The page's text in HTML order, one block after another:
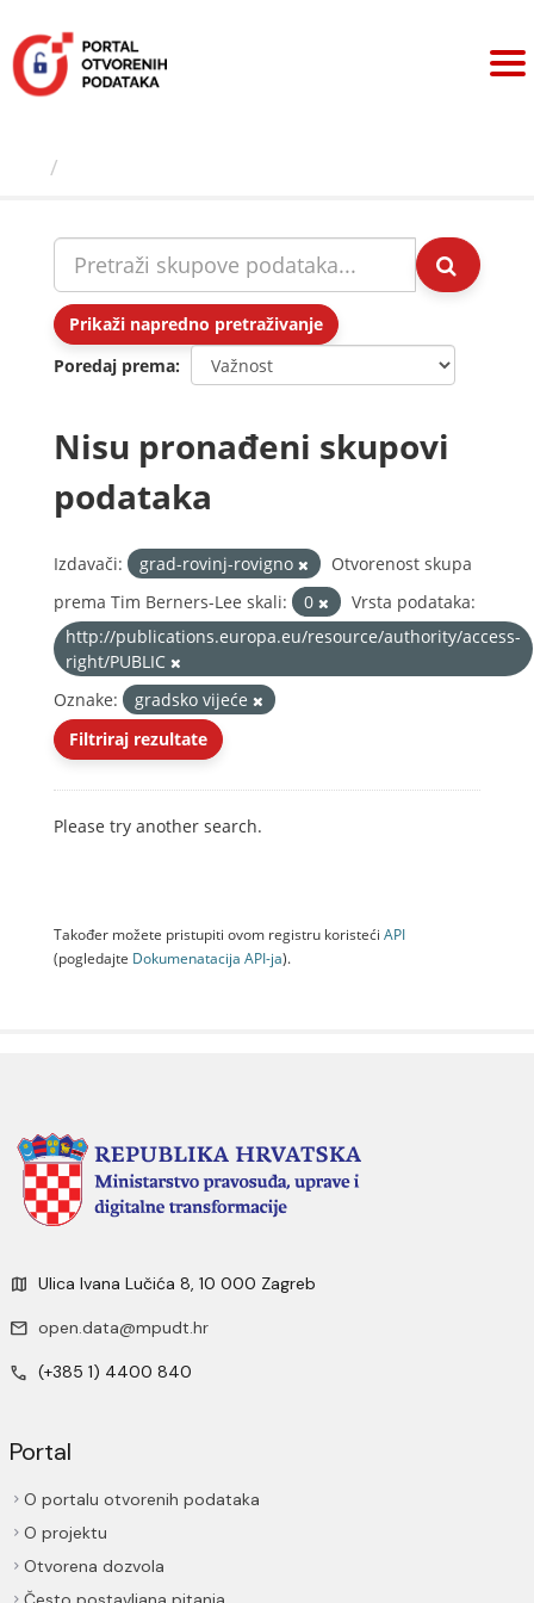
sadržaj
Prikaži napredno pretraživanje
Poredaj prema
Nisu pronađeni skupovi
podataka
Izdavači: grad-rovinj-rovigno
Otvorenost skupa
prema Tim Berners-Lee skali:
0
Vrsta podataka:
http://publications.europa.eu/resource/authority/access-
right/PUBLIC
Oznake:
gradsko vijeće
Filtriraj rezultate
Please try another search.
Također možete pristupiti ovom registru koristeći API
(pogledajte Dokumenаtаcijа API-jа).